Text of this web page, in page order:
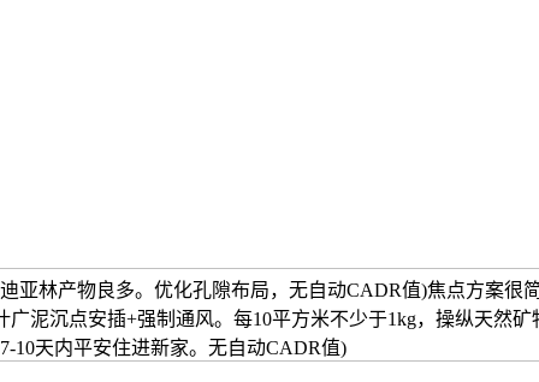
亚林产物良多。优化孔隙布局，无自动CADR值)焦点方案很
广泥沉点安插+强制通风。每10平方米不少于1kg，操纵天然矿
10天内平安住进新家。无自动CADR值)